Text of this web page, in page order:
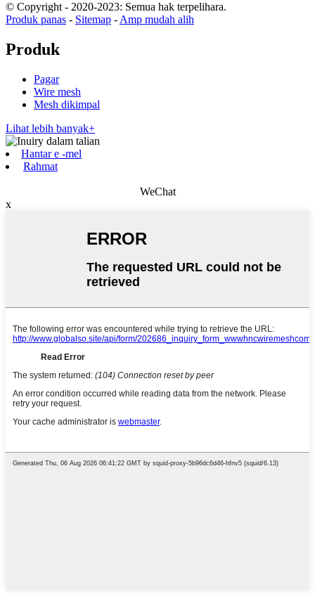
© Copyright - 2020-2023: Semua hak terpelihara.
Produk panas - Sitemap -Amp mudah alih
Produk
Pagar
Wire mesh
Mesh dikimpal
Lihat lebih banyak+
Hantar e -mel
Rahmat
WeChat
x